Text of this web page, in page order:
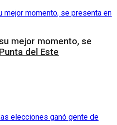
mejor momento, se
del Este